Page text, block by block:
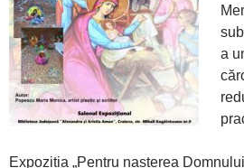
a
Expoziția „Pentru nașterea